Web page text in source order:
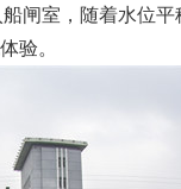
闸室，随着水位
验。